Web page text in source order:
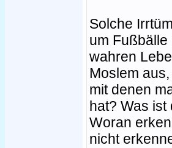
Solche
um
wahren
Moslem
mit denen
hat? Was
Woran
nicht